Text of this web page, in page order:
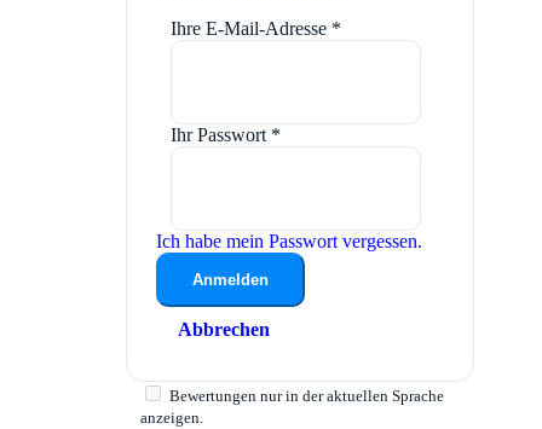
Ihre E-Mail-Adresse *
Ihr Passwort *
Ich habe mein Passwort vergessen.
Anmelden
Abbrechen
Bewertungen nur in der aktuellen Sprache
anzeigen.